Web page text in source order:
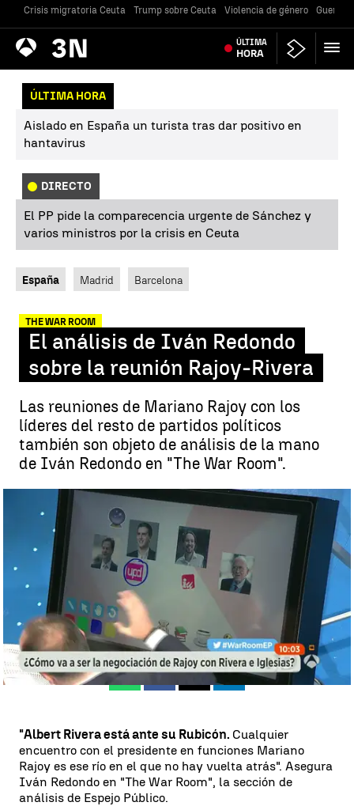
Crisis migratoria Ceuta Trump sobre Ceuta Violencia de género Guerra
Antena
3 Noticias ÚLTIMA
HORA
ÚLTIMA HORA
Aislado en España un turista tras dar positivo en
hantavirus
DIRECTO
El PP pide la comparecencia urgente de Sánchez y
varios ministros por la crisis en Ceuta
España Madrid Barcelona
THE WAR ROOM
El análisis de Iván Redondo
sobre la reunión Rajoy-Rivera
Las reuniones de Mariano Rajoy con los
líderes del resto de partidos políticos
también son objeto de análisis de la mano
de Iván Redondo en "The War Room".
El análisis de Iván Redondo sobre la reunión Rajoy-Rivera |
antena3.com
Antena 3 Noticias Madrid
Publicado:01 de febrero de 2018, 11:10
WhatsappFacebook
X Linkedin
"Albert Rivera está ante su Rubicón. Cualquier
encuentro con el presidente en funciones Mariano
Rajoy es ese río en el que no hay vuelta atrás". Asegura
Iván Redondo en "The War Room", la sección de
análisis de Espejo Público.